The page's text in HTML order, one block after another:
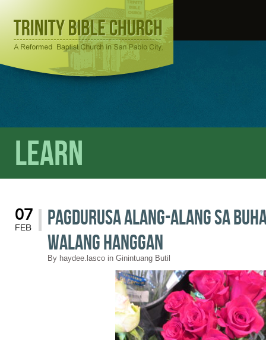
Learn
07
FEB
Pagdurusa Alang-Alang sa
Walang Hanggan
By haydee.lasco in Ginintuang Butil